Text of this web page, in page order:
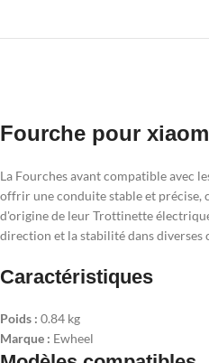
Fourche pour
La Fourches avant compatible avec
offrir une conduite stable et précise,
d'origine de leur Trottinette
direction et la stabilité dans diverses
Caractéristiques
Poids : 0.84 kg
Marque : Ewheel